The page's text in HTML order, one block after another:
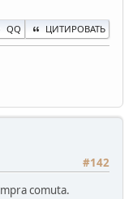
QQ ЦИТИРОВАТЬ
#142
comuta.